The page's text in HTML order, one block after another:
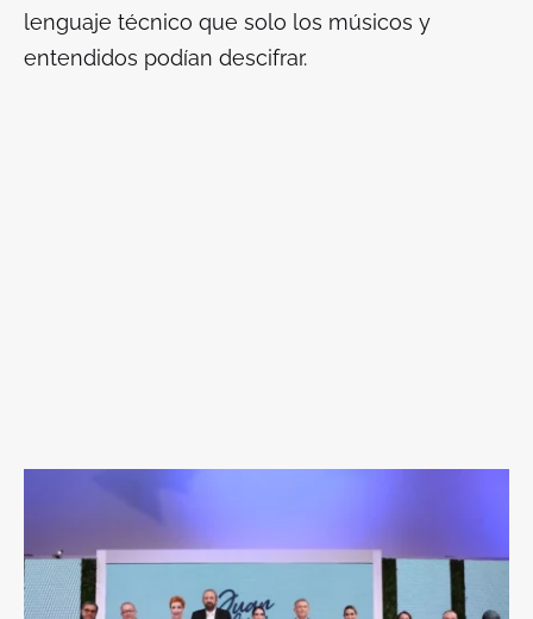
lenguaje técnico que solo los músicos y
entendidos podían descifrar.